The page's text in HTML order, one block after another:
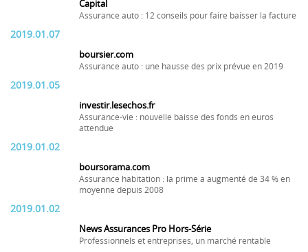
Capital
Assurance auto : 12 conseils pour faire baisser la facture
2019.01.07
boursier.com
Assurance auto : une hausse des prix prévue en 2019
2019.01.05
investir.lesechos.fr
Assurance-vie : nouvelle baisse des fonds en euros
attendue
2019.01.02
boursorama.com
Assurance habitation : la prime a augmenté de 34 % en
moyenne depuis 2008
2019.01.02
News Assurances Pro Hors-Série
Professionnels et entreprises, un marché rentable